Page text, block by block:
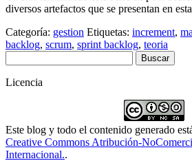
diversos artefactos que se presentan en
Categoría: gestion Etiquetas: increment,
backlog, scrum, sprint backlog, teoria
Licencia
Este blog y todo el contenido generado
Creative Commons Atribución-
Internacional..